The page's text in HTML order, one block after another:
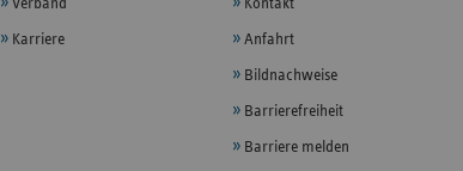
Karriere Anfahrt
Bildnachweise
Barrierefreiheit
Barriere melden